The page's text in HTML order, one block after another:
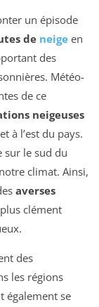
un épisode
de neige en
des
Météo-
de ce
neigeuses
à l’est du pays.
sur le sud du
climat. Ainsi,
averses
clément
des
les régions
également se